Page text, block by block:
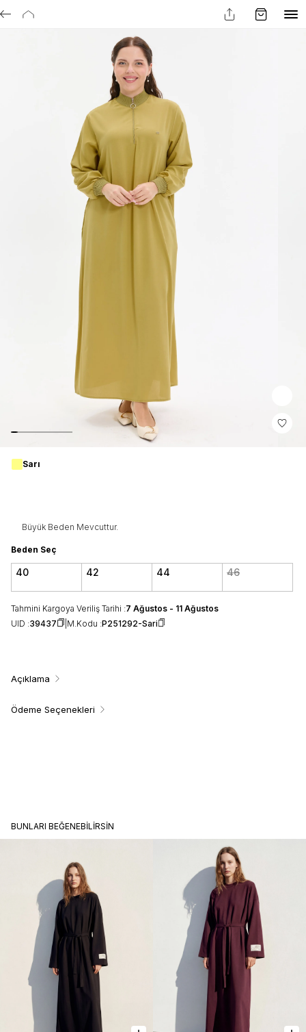
Sarı
Büyük Beden Mevcuttur.
Beden Seç
40 42 44 46
Tahmini Kargoya Veriliş Tarihi :7 Ağustos - 11 Ağustos
UID :39437 M.Kodu :P251292-Sari
Açıklama
Ödeme Seçenekleri
BUNLARI BEĞENEBILIRSIN